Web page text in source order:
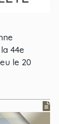
44e
le 20